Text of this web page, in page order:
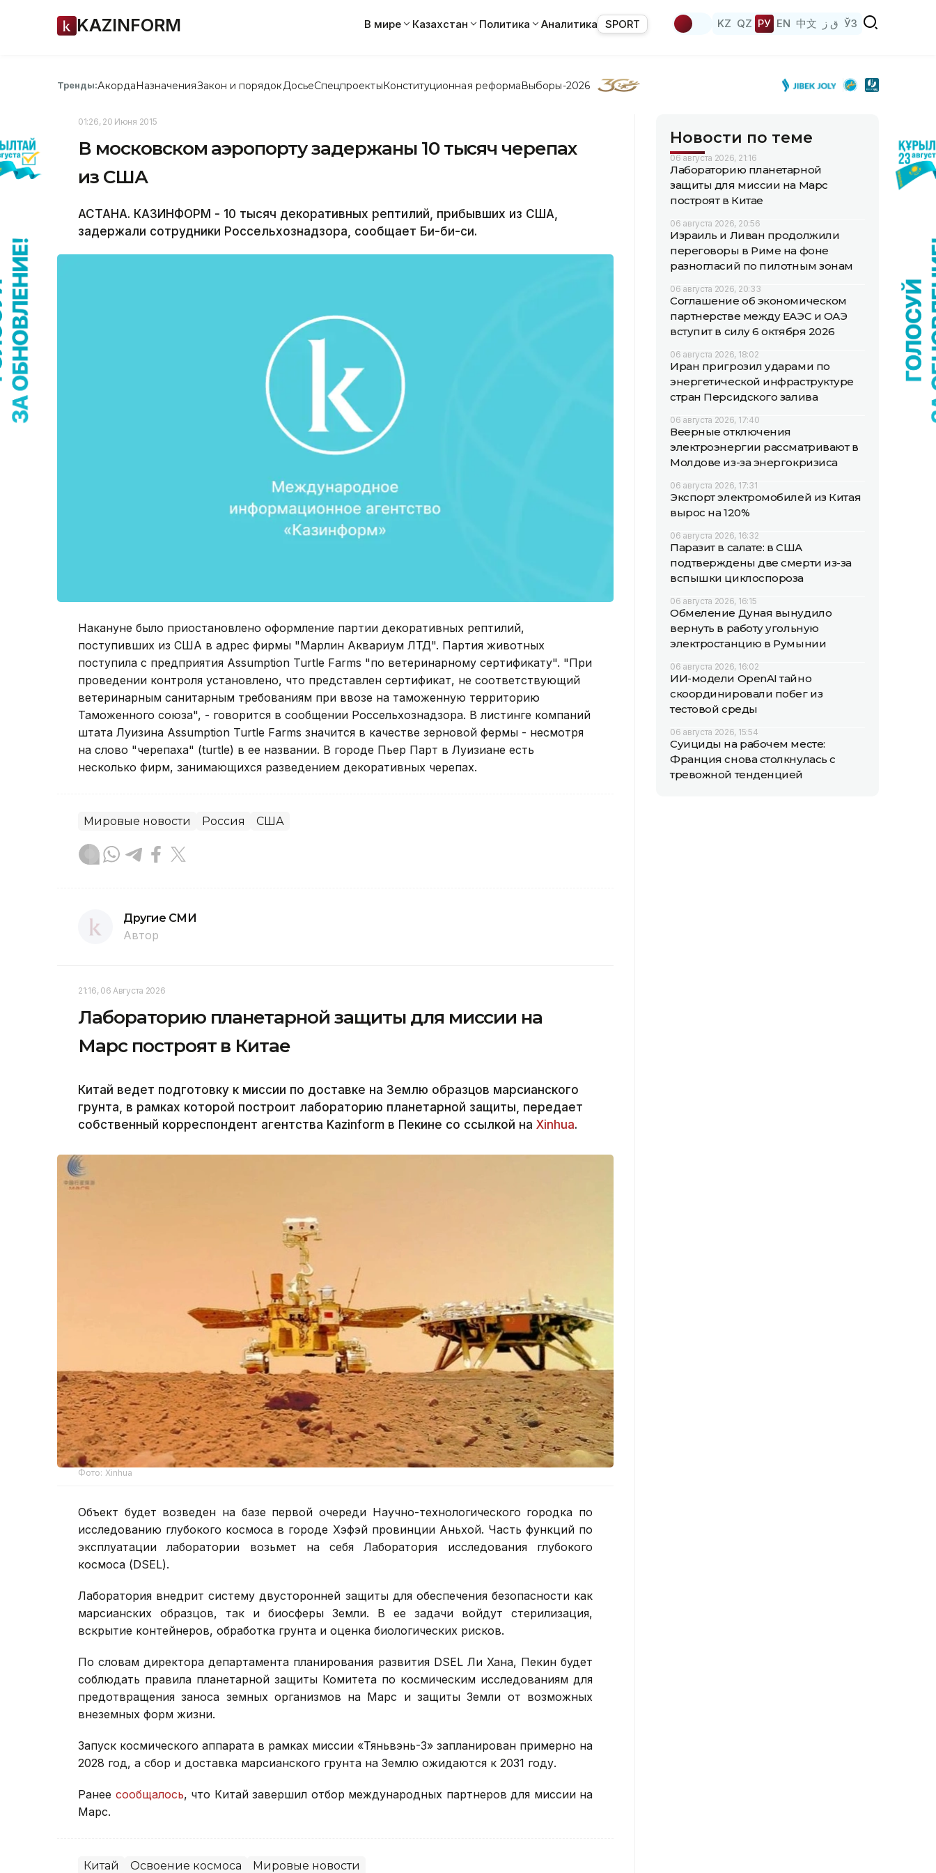
KAZINFORM В мире Казахстан Политика Аналитика SPORT KZ QZ РУ EN 中文 ق ز ЎЗ
Тренды:АкордаНазначенияЗакон и порядок ДосьеСпецпроектыКонституционная реформаВыборы-2026
01:26, 20 Июня 2015
В московском аэропорту задержаны 10 тысяч черепах
из США
АСТАНА. КАЗИНФОРМ - 10 тысяч декоративных рептилий, прибывших из США,
задержали сотрудники Россельхознадзора, сообщает Би-би-си.
Накануне было приостановлено оформление партии декоративных рептилий,
поступивших из США в адрес фирмы "Марлин Аквариум ЛТД". Партия животных
поступила с предприятия Assumption Turtle Farms "по ветеринарному сертификату". "При
проведении контроля установлено, что представлен сертификат, не соответствующий
ветеринарным санитарным требованиям при ввозе на таможенную территорию
Таможенного союза", - говорится в сообщении Россельхознадзора. В листинге компаний
штата Луизина Assumption Turtle Farms значится в качестве зерновой фермы - несмотря
на слово "черепаха" (turtle) в ее названии. В городе Пьер Парт в Луизиане есть
несколько фирм, занимающихся разведением декоративных черепах.
Мировые новости Россия США
Другие СМИ
Автор
21:16, 06 Августа 2026
Лабораторию планетарной защиты для миссии на
Марс построят в Китае
Китай ведет подготовку к миссии по доставке на Землю образцов марсианского
грунта, в рамках которой построит лабораторию планетарной защиты, передает
собственный корреспондент агентства Kazinform в Пекине со ссылкой на Xinhua.
Фото: Xinhua
Объект будет возведен на базе первой очереди Научно-технологического городка по
исследованию глубокого космоса в городе Хэфэй провинции Аньхой. Часть функций по
эксплуатации лаборатории возьмет на себя Лаборатория исследования глубокого
космоса (DSEL).
Лаборатория внедрит систему двусторонней защиты для обеспечения безопасности как
марсианских образцов, так и биосферы Земли. В ее задачи войдут стерилизация,
вскрытие контейнеров, обработка грунта и оценка биологических рисков.
По словам директора департамента планирования развития DSEL Ли Хана, Пекин будет
соблюдать правила планетарной защиты Комитета по космическим исследованиям для
предотвращения заноса земных организмов на Марс и защиты Земли от возможных
внеземных форм жизни.
Запуск космического аппарата в рамках миссии «Тяньвэнь-3» запланирован примерно на
2028 год, а сбор и доставка марсианского грунта на Землю ожидаются к 2031 году.
Ранее сообщалось, что Китай завершил отбор международных партнеров для миссии на
Марс.
Китай Освоение космоса Мировые новости
Новости по теме
06 августа 2026, 21:16
Лабораторию планетарной
защиты для миссии на Марс
построят в Китае
06 августа 2026, 20:56
Израиль и Ливан продолжили
переговоры в Риме на фоне
разногласий по пилотным зонам
06 августа 2026, 20:33
Соглашение об экономическом
партнерстве между ЕАЭС и ОАЭ
вступит в силу 6 октября 2026
06 августа 2026, 18:02
Иран пригрозил ударами по
энергетической инфраструктуре
стран Персидского залива
06 августа 2026, 17:40
Веерные отключения
электроэнергии рассматривают в
Молдове из-за энергокризиса
06 августа 2026, 17:31
Экспорт электромобилей из Китая
вырос на 120%
06 августа 2026, 16:32
Паразит в салате: в США
подтверждены две смерти из-за
вспышки циклоспороза
06 августа 2026, 16:15
Обмеление Дуная вынудило
вернуть в работу угольную
электростанцию в Румынии
06 августа 2026, 16:02
ИИ-модели OpenAI тайно
скоординировали побег из
тестовой среды
06 августа 2026, 15:54
Суициды на рабочем месте:
Франция снова столкнулась с
тревожной тенденцией